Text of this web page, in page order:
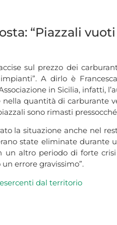
“Piazzali
sul prezzo dei
A dirlo è
in Sicilia, infatti,
quantità di carburante
sono rimasti
la situazione anche nel
state eliminate
un altro periodo di forte
errore gravissimo”.
dal territorio